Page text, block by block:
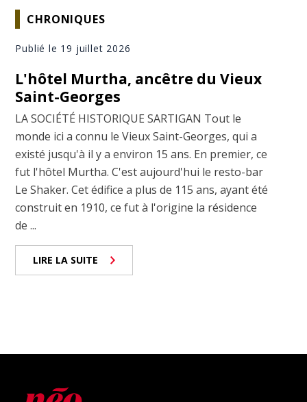
CHRONIQUES
Publié le 19 juillet 2026
L'hôtel Murtha, ancêtre du Vieux
Saint-Georges
LA SOCIÉTÉ HISTORIQUE SARTIGAN Tout le
monde ici a connu le Vieux Saint-Georges, qui a
existé jusqu'à il y a environ 15 ans. En premier, ce
fut l'hôtel Murtha. C'est aujourd'hui le resto-bar
Le Shaker. Cet édifice a plus de 115 ans, ayant été
construit en 1910, ce fut à l'origine la résidence
de ...
LIRE LA SUITE